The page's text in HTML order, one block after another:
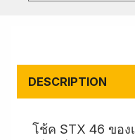
DESCRIPTION
โช้ค STX 46 ของ